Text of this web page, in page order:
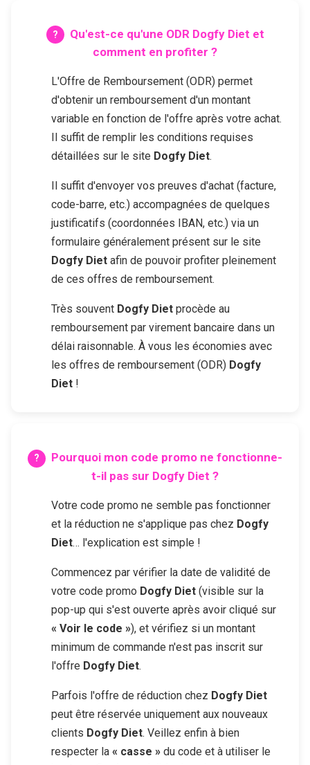
Qu'est-ce qu'une ODR Dogfy Diet et
comment en profiter ?
L'Offre de Remboursement (ODR) permet
d'obtenir un remboursement d'un montant
variable en fonction de l'offre après votre achat.
Il suffit de remplir les conditions requises
détaillées sur le site Dogfy Diet.
Il suffit d'envoyer vos preuves d'achat (facture,
code-barre, etc.) accompagnées de quelques
justificatifs (coordonnées IBAN, etc.) via un
formulaire généralement présent sur le site
Dogfy Diet afin de pouvoir profiter pleinement
de ces offres de remboursement.
Très souvent Dogfy Diet procède au
remboursement par virement bancaire dans un
délai raisonnable. À vous les économies avec
les offres de remboursement (ODR) Dogfy
Diet !
Pourquoi mon code promo ne fonctionne-
t-il pas sur Dogfy Diet ?
Votre code promo ne semble pas fonctionner
et la réduction ne s'applique pas chez Dogfy
Diet… l'explication est simple !
Commencez par vérifier la date de validité de
votre code promo Dogfy Diet (visible sur la
pop-up qui s'est ouverte après avoir cliqué sur
« Voir le code »), et vérifiez si un montant
minimum de commande n'est pas inscrit sur
l'offre Dogfy Diet.
Parfois l'offre de réduction chez Dogfy Diet
peut être réservée uniquement aux nouveaux
clients Dogfy Diet. Veillez enfin à bien
respecter la « casse » du code et à utiliser le